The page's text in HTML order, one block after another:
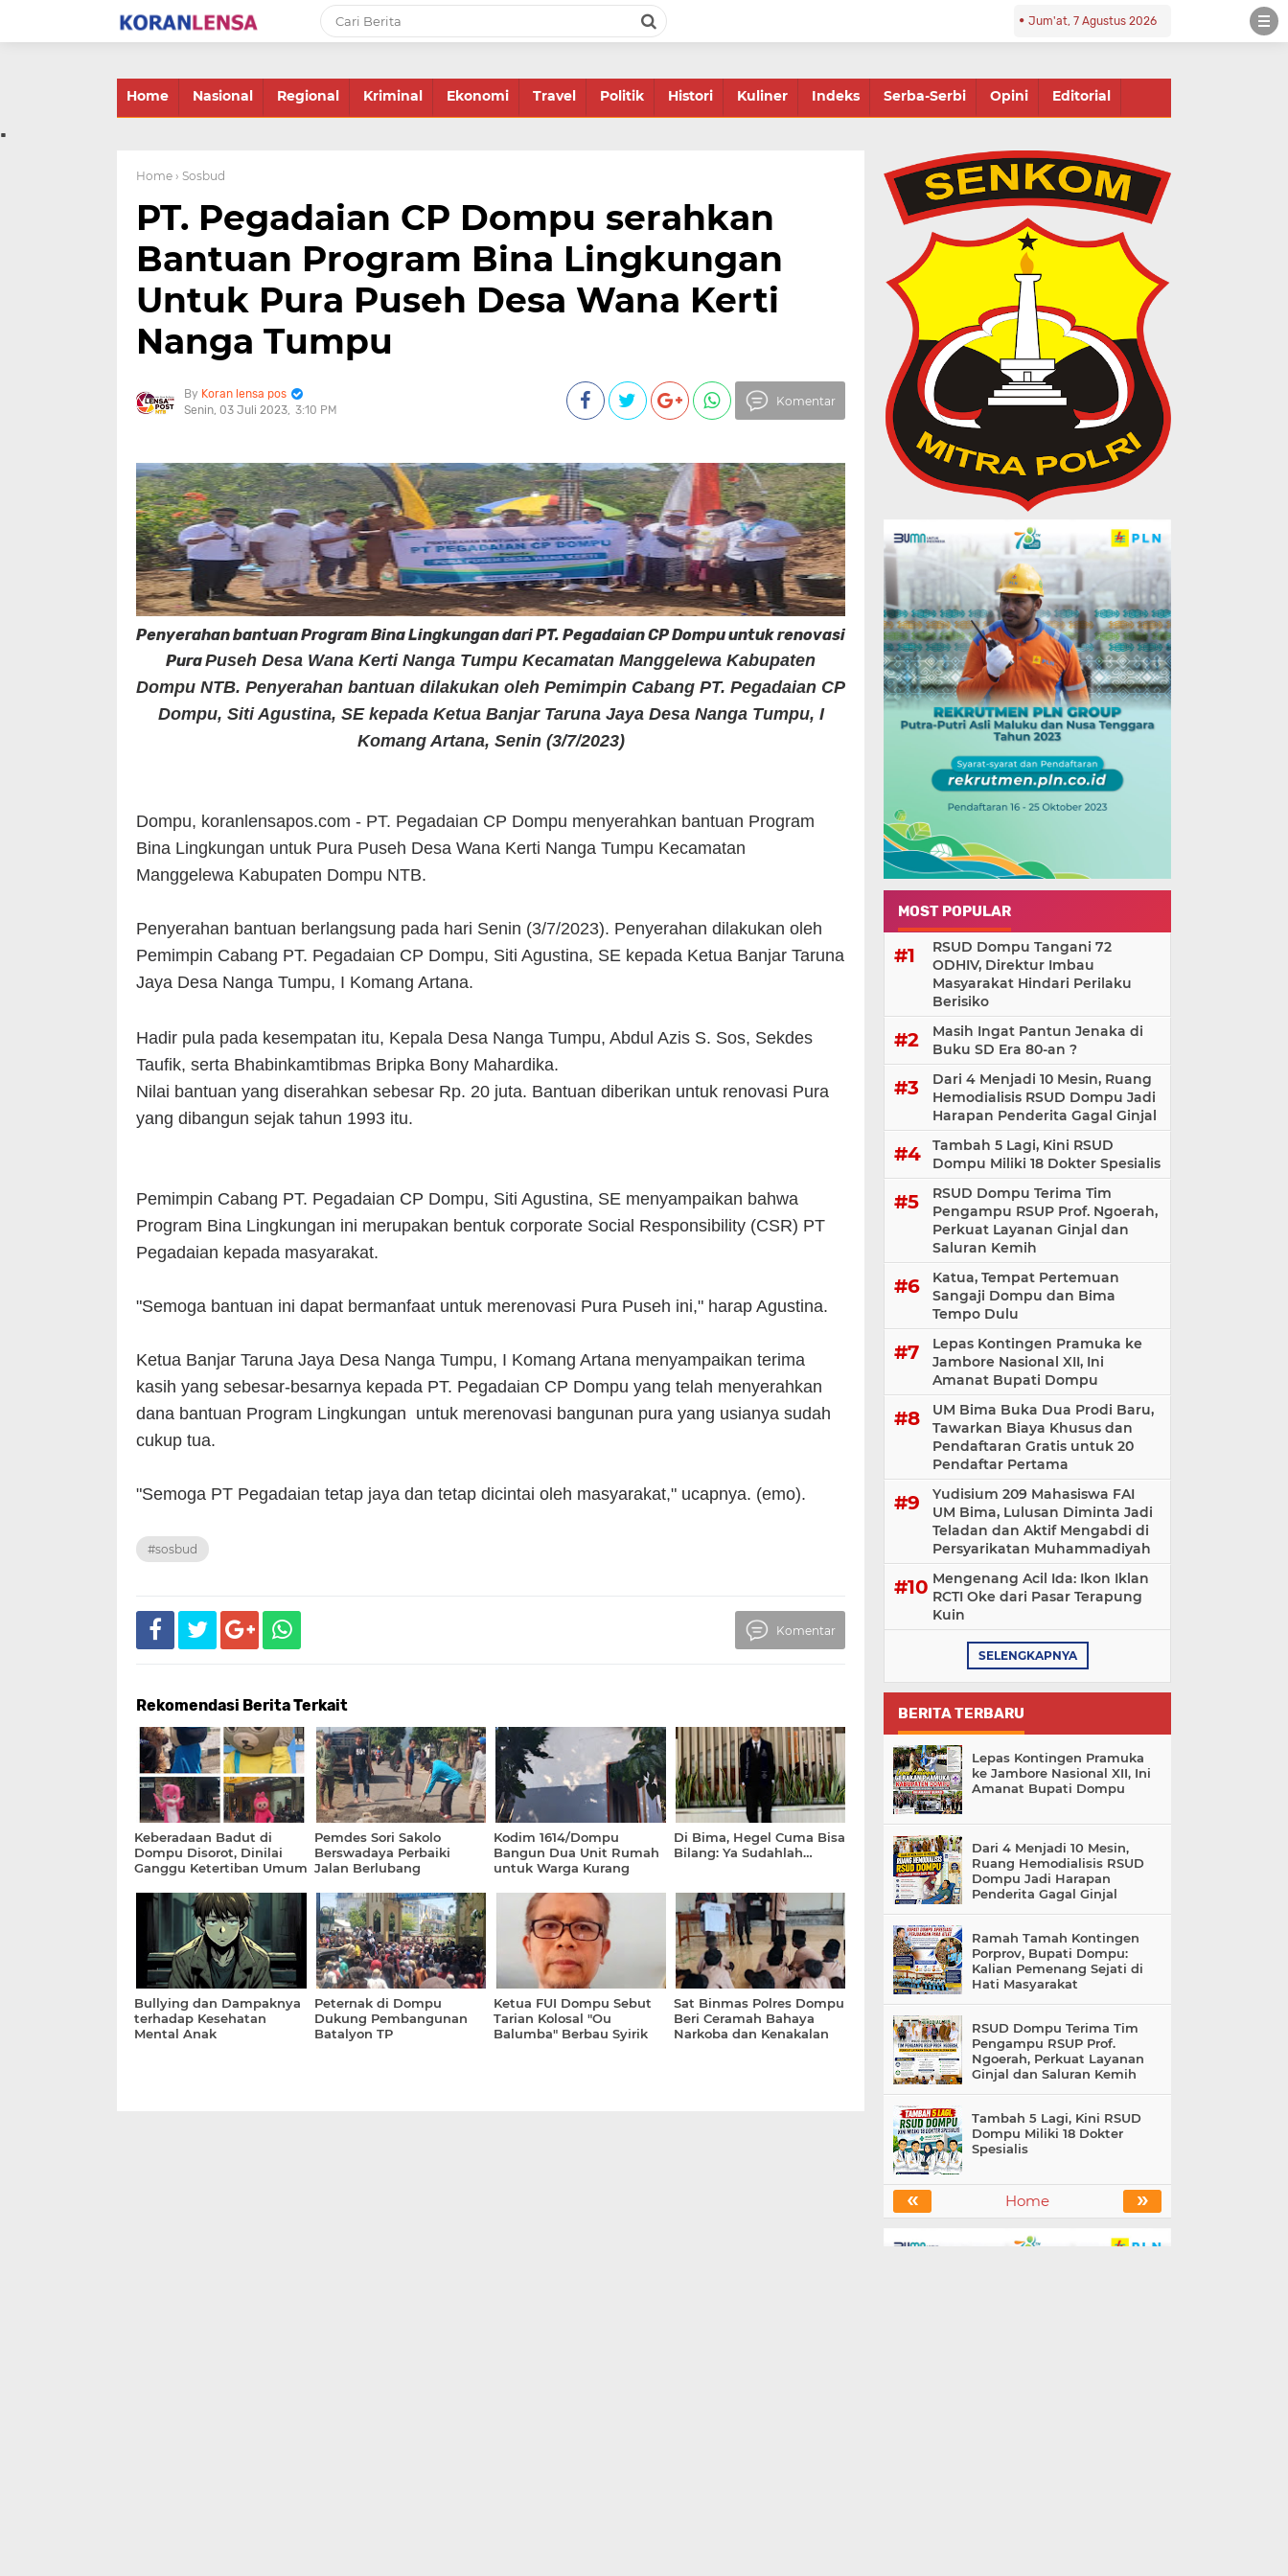
Jum'at, 7 Agustus 2026
Home Nasional Regional Kriminal Ekonomi Travel Politik Histori Kuliner Indeks Serba-Serbi Opini Editorial
.
Home › Sosbud
PT. Pegadaian CP Dompu serahkan
Bantuan Program Bina Lingkungan
Untuk Pura Puseh Desa Wana Kerti
Nanga Tumpu
Koran lensa pos
Senin, 03 Juli 2023 3:10 PM
Komentar
Penyerahan bantuan Program Bina Lingkungan dari PT. Pegadaian CP Dompu untuk renovasi
PuraPuseh Desa Wana Kerti Nanga Tumpu Kecamatan Manggelewa Kabupaten
Dompu NTB. Penyerahan bantuan dilakukan oleh Pemimpin Cabang PT. Pegadaian CP
Dompu, Siti Agustina, SE kepada Ketua Banjar Taruna Jaya Desa Nanga Tumpu, I
Komang Artana, Senin (3/7/2023)
Dompu, koranlensapos.com - PT. Pegadaian CP Dompu menyerahkan bantuan Program
Bina Lingkungan untuk Pura Puseh Desa Wana Kerti Nanga Tumpu Kecamatan
Manggelewa Kabupaten Dompu NTB.
Penyerahan bantuan berlangsung pada hari Senin (3/7/2023). Penyerahan dilakukan oleh
Pemimpin Cabang PT. Pegadaian CP Dompu, Siti Agustina, SE kepada Ketua Banjar Taruna
Jaya Desa Nanga Tumpu, I Komang Artana.
Hadir pula pada kesempatan itu, Kepala Desa Nanga Tumpu, Abdul Azis S. Sos, Sekdes
Taufik, serta Bhabinkamtibmas Bripka Bony Mahardika.
Nilai bantuan yang diserahkan sebesar Rp. 20 juta. Bantuan diberikan untuk renovasi Pura
yang dibangun sejak tahun 1993 itu.
Pemimpin Cabang PT. Pegadaian CP Dompu, Siti Agustina, SE menyampaikan bahwa
Program Bina Lingkungan ini merupakan bentuk corporate Social Responsibility (CSR) PT
Pegadaian kepada masyarakat.
"Semoga bantuan ini dapat bermanfaat untuk merenovasi Pura Puseh ini," harap Agustina.
Ketua Banjar Taruna Jaya Desa Nanga Tumpu, I Komang Artana menyampaikan terima
kasih yang sebesar-besarnya kepada PT. Pegadaian CP Dompu yang telah menyerahkan
dana bantuan Program Lingkungan untuk merenovasi bangunan pura yang usianya sudah
cukup tua.
"Semoga PT Pegadaian tetap jaya dan tetap dicintai oleh masyarakat," ucapnya. (emo).
#sosbud
Komentar
Rekomendasi Berita Terkait
Keberadaan Badut di
Dompu Disorot, Dinilai
Ganggu Ketertiban Umum
Pemdes Sori Sakolo
Berswadaya Perbaiki
Jalan Berlubang
Kodim 1614/Dompu
Bangun Dua Unit Rumah
untuk Warga Kurang
Di Bima, Hegel Cuma Bisa
Bilang: Ya Sudahlah…
Bullying dan Dampaknya
terhadap Kesehatan
Mental Anak
Peternak di Dompu
Dukung Pembangunan
Batalyon TP
Ketua FUI Dompu Sebut
Tarian Kolosal "Ou
Balumba" Berbau Syirik
Sat Binmas Polres Dompu
Beri Ceramah Bahaya
Narkoba dan Kenakalan
MOST POPULAR
RSUD Dompu Tangani 72
ODHIV, Direktur Imbau
Masyarakat Hindari Perilaku
Berisiko
Masih Ingat Pantun Jenaka di
Buku SD Era 80-an ?
Dari 4 Menjadi 10 Mesin, Ruang
Hemodialisis RSUD Dompu Jadi
Harapan Penderita Gagal Ginjal
Tambah 5 Lagi, Kini RSUD
Dompu Miliki 18 Dokter Spesialis
RSUD Dompu Terima Tim
Pengampu RSUP Prof. Ngoerah,
Perkuat Layanan Ginjal dan
Saluran Kemih
Katua, Tempat Pertemuan
Sangaji Dompu dan Bima
Tempo Dulu
Lepas Kontingen Pramuka ke
Jambore Nasional XII, Ini
Amanat Bupati Dompu
UM Bima Buka Dua Prodi Baru,
Tawarkan Biaya Khusus dan
Pendaftaran Gratis untuk 20
Pendaftar Pertama
Yudisium 209 Mahasiswa FAI
UM Bima, Lulusan Diminta Jadi
Teladan dan Aktif Mengabdi di
Persyarikatan Muhammadiyah
Mengenang Acil Ida: Ikon Iklan
RCTI Oke dari Pasar Terapung
Kuin
SELENGKAPNYA
BERITA TERBARU
Lepas Kontingen Pramuka
ke Jambore Nasional XII, Ini
Amanat Bupati Dompu
Dari 4 Menjadi 10 Mesin,
Ruang Hemodialisis RSUD
Dompu Jadi Harapan
Penderita Gagal Ginjal
Ramah Tamah Kontingen
Porprov, Bupati Dompu:
Kalian Pemenang Sejati di
Hati Masyarakat
RSUD Dompu Terima Tim
Pengampu RSUP Prof.
Ngoerah, Perkuat Layanan
Ginjal dan Saluran Kemih
Tambah 5 Lagi, Kini RSUD
Dompu Miliki 18 Dokter
Spesialis
« »
Home